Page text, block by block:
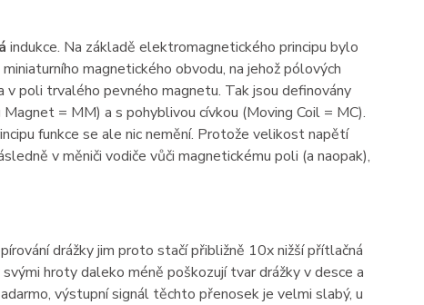
indukce. Na základě elektromagnetického principu bylo
magnetického obvodu, na jehož pólových
v poli trvalého pevného magnetu. Tak jsou definovány
= MM) a s pohyblivou cívkou (Moving Coil = MC).
funkce se ale nic nemění. Protože velikost napětí
v měniči vodiče vůči magnetickému poli (a naopak),
drážky jim proto stačí přibližně 10x nižší přítlačná
hroty daleko méně poškozují tvar drážky v desce a
výstupní signál těchto přenosek je velmi slabý, u